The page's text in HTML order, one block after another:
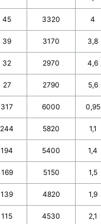
45 3320 4
39 3170 3,8
32 2970 4,6
27 2790 5,6
317 6000 0,95
244 5820 1,1
194 5400 1,4
169 5150 1,5
139 4820 1,9
115 4530 2,1